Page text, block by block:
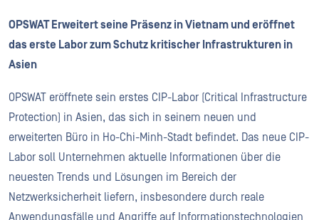
OPSWAT Erweitert seine Präsenz in Vietnam und eröffnet
das erste Labor zum Schutz kritischer Infrastrukturen in
Asien
OPSWAT eröffnete sein erstes CIP-Labor (Critical Infrastructure
Protection) in Asien, das sich in seinem neuen und
erweiterten Büro in Ho-Chi-Minh-Stadt befindet. Das neue CIP-
Labor soll Unternehmen aktuelle Informationen über die
neuesten Trends und Lösungen im Bereich der
Netzwerksicherheit liefern, insbesondere durch reale
Anwendungsfälle und Angriffe auf Informationstechnologien